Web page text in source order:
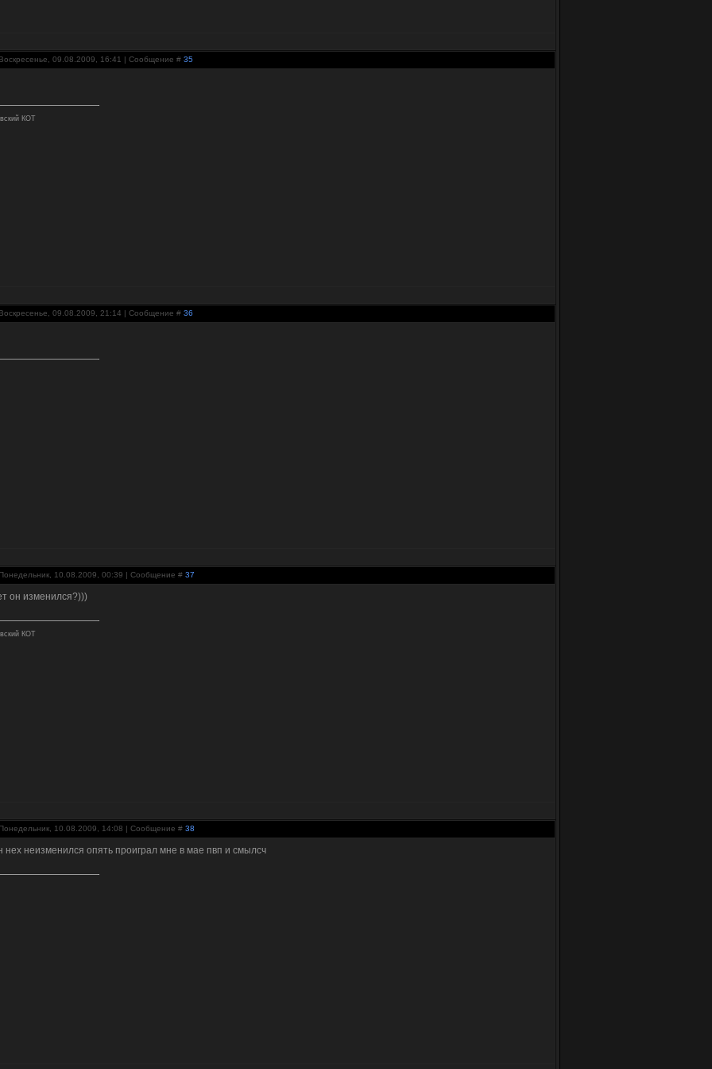
09.08.2009, 16:41 | Сообщение # 35
КОТ
09.08.2009, 21:14 | Сообщение # 36
10.08.2009, 00:39 | Сообщение # 37
он изменился?)))
КОТ
10.08.2009, 14:08 | Сообщение # 38
нех неизменился опять проиграл мне в мае пвп и смылсч